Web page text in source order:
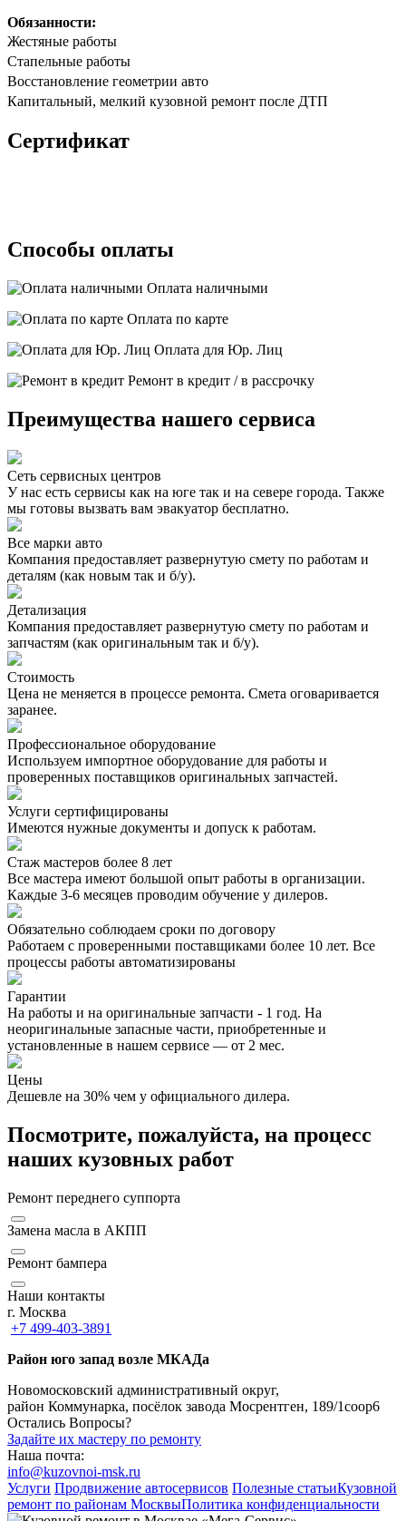
Обязанности:
Жестяные работы
Стапельные работы
Восстановление геометрии авто
Капитальный, мелкий кузовной ремонт после ДТП
Сертификат
Способы оплаты
Оплата наличными
Оплата по карте
Оплата для Юр. Лиц
Ремонт в кредит / в рассрочку
Преимущества нашего сервиса
Сеть сервисных центров
У нас есть сервисы как на юге так и на севере города. Также
мы готовы вызвать вам эвакуатор бесплатно.
Все марки авто
Компания предоставляет развернутую смету по работам и
деталям (как новым так и б/у).
Детализация
Компания предоставляет развернутую смету по работам и
запчастям (как оригинальным так и б/у).
Стоимость
Цена не меняется в процессе ремонта. Смета оговаривается
заранее.
Профессиональное оборудование
Используем импортное оборудование для работы и
проверенных поставщиков оригинальных запчастей.
Услуги сертифицированы
Имеются нужные документы и допуск к работам.
Стаж мастеров более 8 лет
Все мастера имеют большой опыт работы в организации.
Каждые 3-6 месяцев проводим обучение у дилеров.
Обязательно соблюдаем сроки по договору
Работаем с проверенными поставщиками более 10 лет. Все
процессы работы автоматизированы
Гарантии
На работы и на оригинальные запчасти - 1 год. На
неоригинальные запасные части, приобретенные и
установленные в нашем сервисе — от 2 мес.
Цены
Дешевле на 30% чем у официального дилера.
Посмотрите, пожалуйста, на процесс
наших кузовных работ
Ремонт переднего суппорта
Замена масла в АКПП
Ремонт бампера
Наши контакты
г. Москва
+7 499-403-3891
Район юго запад возле МКАДа
Новомосковский административный округ,
район Коммунарка, посёлок завода Мосрентген, 189/1соор6
Остались Вопросы?
Задайте их мастеру по ремонту
Наша почта:
info@kuzovnoi-msk.ru
Услуги Продвижение автосервисов Полезные статьиКузовной
ремонт по районам МосквыПолитика конфиденциальности